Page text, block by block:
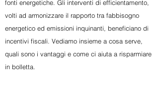
fonti energetiche. Gli interventi di efficientamento,
volti ad armonizzare il rapporto tra fabbisogno
energetico ed emissioni inquinanti, beneficiano di
incentivi fiscali. Vediamo insieme a cosa serve,
quali sono i vantaggi e come ci aiuta a risparmiare
in bolletta.